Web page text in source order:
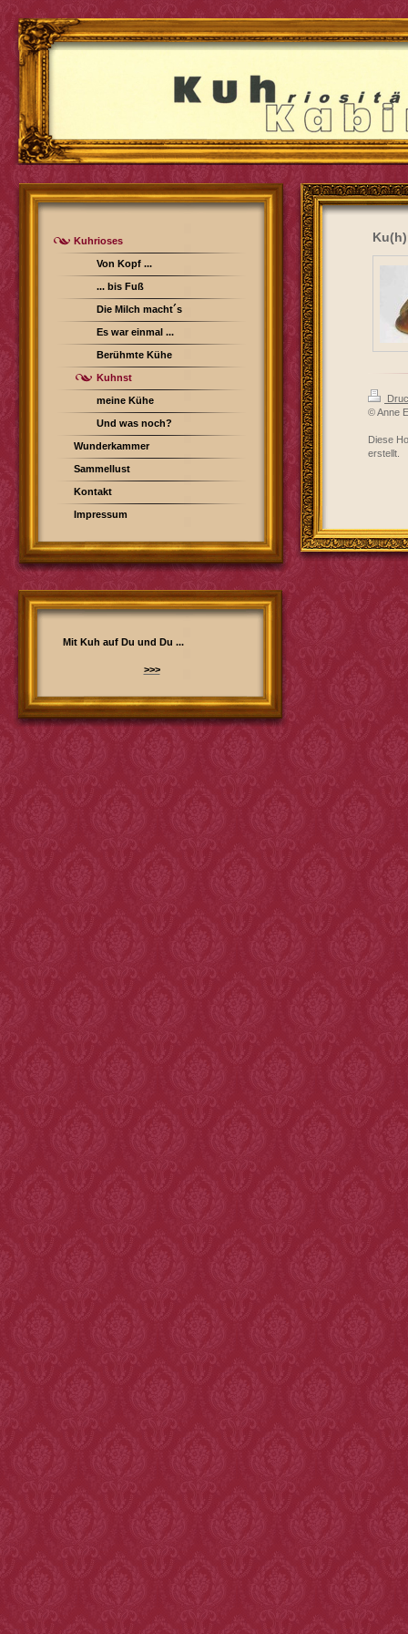
© Anne
Diese
erstellt.
Kuhrioses
Von Kopf ...
... bis Fuß
Die Milch macht´s
Es war einmal ...
Berühmte Kühe
Kuhnst
meine Kühe
Und was noch?
Wunderkammer
Sammellust
Kontakt
Impressum
Mit Kuh auf Du und Du ...
>>>